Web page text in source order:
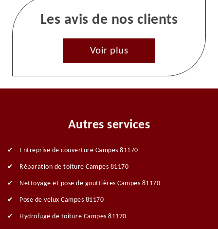
Les avis de nos clients
Voir plus
Autres services
Entreprise de couverture Campes 81170
Réparation de toiture Campes 81170
Nettoyage et pose de gouttières Campes 81170
Pose de velux Campes 81170
Hydrofuge de toiture Campes 81170